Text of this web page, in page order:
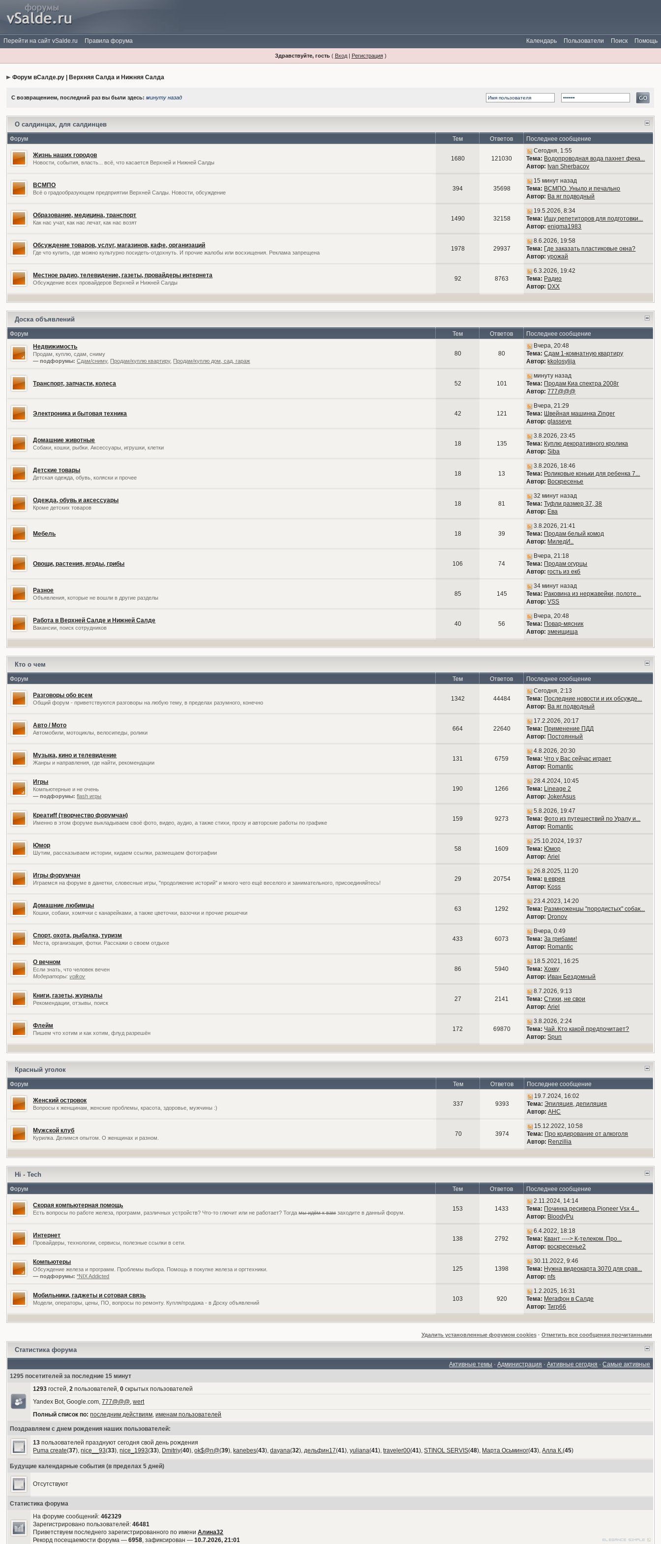
Перейти на сайт vSalde.ru Правила форума Помощь
Поиск
Пользователи
Календарь
Здравствуйте, гость( Вход| Регистрация)
Форум вСалде.ру | Верхняя Салда и Нижняя Салда
С возвращением, последний раз вы были здесь:минуту назад
О салдинцах, для салдинцев
Форум Тем Ответов Последнее сообщение
Жизнь наших городов
Новости, события, власть... всё, что касается Верхней и Нижней Салды
1680 121030
Сегодня, 1:55
Тема: Водопроводная вода пахнет фека...
Автор: Ivan Sherbacov
ВСМПО
Всё о градообразующем предприятии Верхней Салды. Новости, обсуждение
394 35698
15 минут назад
Тема: ВСМПО. Уныло и печально
Автор: Ва яг подводный
Образование, медицина, транспорт
Как нас учат, как нас лечат, как нас возят
1490 32158
19.5.2026, 8:34
Тема: Ищу репетиторов для подготовки...
Автор: enigma1983
Обсуждение товаров, услуг, магазинов, кафе, организаций
Где что купить, где можно культурно посидеть-отдохнуть. И прочие жалобы или восхищения. Реклама запрещена
1978 29937
8.6.2026, 19:58
Тема: Где заказать пластиковые окна?
Автор: урожай
Местное радио, телевидение, газеты, провайдеры интернета
Обсуждение всех провайдеров Верхней и Нижней Салды
92 8763
6.3.2026, 19:42
Тема: Радио
Автор: DXX
Доска объявлений
Форум Тем Ответов
Последнее сообщение
Недвижимость
Продам, куплю, сдам, сниму
— подфорумы: Сдам/сниму, Продам/куплю квартиру, Продам/куплю дом, сад, гараж
80 80
Вчера, 20:48
Тема: Сдам 1-комнатную квартиру
Автор: kkolosylija
Транспорт, запчасти, колеса 52 101
минуту назад
Тема: Продам Киа спектра 2008г
Автор: 777@@@
Электроника и бытовая техника 42 121
Вчера, 21:29
Тема: Швейная машинка Zinger
Автор: glasseye
Домашние животные
Собаки, кошки, рыбки. Аксессуары, игрушки, клетки
18 135
3.8.2026, 23:45
Тема: Куплю декоративного кролика
Автор: Siba
Детские товары
Детская одежда, обувь, коляски и прочее
18 13
3.8.2026, 18:46
Тема: Роликовые коньки для ребенка 7...
Автор: Воскресенье
Одежда, обувь и аксессуары
Кроме детских товаров
18 81
32 минут назад
Тема: Туфли размер 37, 38
Автор: Ева
Мебель 18 39
3.8.2026, 21:41
Тема: Продам белый комод
Автор: МиледИ..
Овощи, растения, ягоды, грибы 106 74
Вчера, 21:18
Тема: Продам огурцы
Автор: гость из екб
Разное
Объявления, которые не вошли в другие разделы
85 145
34 минут назад
Тема: Раковина из нержавейки, полоте...
Автор: VSS
Работа в Верхней Салде и Нижней Салде
Вакансии, поиск сотрудников
40 56
Вчера, 20:48
Тема: Повар-мясник
Автор: змеищища
Кто о чем
Форум Тем Ответов Последнее сообщение
Разговоры обо всем
Общий форум - приветствуются разговоры на любую тему, в пределах разумного, конечно
1342 44484
Сегодня, 2:13
Тема: Последние новости и их обсужде...
Автор: Ва яг подводный
Авто / Мото
Автомобили, мотоциклы, велосипеды, ролики
664 22640
17.2.2026, 20:17
Тема: Применение ПДД
Автор: Постоянный
Музыка, кино и телевидение
Жанры и направления, где найти, рекомендации
131 6759
4.8.2026, 20:30
Тема: Что у Вас сейчас играет
Автор: Romantic
Игры
Компьютерные и не очень
— подфорумы: flash игры
190 1266
28.4.2024, 10:45
Тема: Lineage 2
Автор: JokerAsus
Креатиff (творчество форумчан)
Именно в этом форуме выкладываем своё фото, видео, аудио, а также стихи, прозу и авторские работы по графике
159 9273
5.8.2026, 19:47
Тема: Фото из путешествий по Уралу и...
Автор: Romantic
Юмор
Шутим, рассказываем истории, кидаем ссылки, размещаем фотографии
58 1609
25.10.2024, 19:37
Тема: Юмор
Автор: Ariel
Игры форумчан
Играемся на форуме в данетки, словесные игры, "продолжение историй" и много чего ещё веселого и занимательного, присоединяйтесь!
29 20754
26.8.2025, 11:20
Тема: в еврея
Автор: Koss
Домашние любимцы
Кошки, собаки, хомячки с канарейками, а также цветочки, вазочки и прочие рюшечки
63 1292
23.4.2023, 14:20
Тема: Размноженцы "породистых" собак...
Автор: Dronov
Спорт, охота, рыбалка, туризм
Места, организация, фотки. Расскажи о своем отдыхе
433 6073
Вчера, 0:49
Тема: За грибами!
Автор: Romantic
О вечном
Если знать, что человек вечен
Модераторы:volkov
86 5940
18.5.2021, 16:25
Тема: Хокку
Автор: Иван Бездомный
Книги, газеты, журналы
Рекомендации, отзывы, поиск
27 2141
8.7.2026, 9:13
Тема: Стихи, не свои
Автор: Ariel
Флейм
Пишем что хотим и как хотим, флуд разрешён
172 69870
3.8.2026, 2:24
Тема: Чай. Кто какой предпочитает?
Автор: Spun
Красный уголок
Форум Тем Ответов Последнее сообщение
Женский островок
Вопросы к женщинам, женские проблемы, красота, здоровье, мужчины :)
337 9393
19.7.2024, 16:02
Тема: Эпиляция, депиляция
Автор: АНС
Мужской клуб
Курилка. Делимся опытом. О женщинах и разном.
70 3974
15.12.2022, 10:58
Тема: Про кодирование от алкоголя
Автор: Renzillia
Hi - Tech
Форум Тем Ответов Последнее сообщение
Скорая компьютерная помощь
Есть вопросы по работе железа, программ, различных устройств? Что-то глючит или не работает? Тогдамы идём к вамзаходите в данный форум.
153 1433
2.11.2024, 14:14
Тема: Починка ресивера Pioneer Vsx 4...
Автор: BloodyPu
Интернет
Провайдеры, технологии, сервисы, полезные ссылки в сети.
138 2792
6.4.2022, 18:18
Тема: Квант ----> К-телеком. Про...
Автор: воскресенье2
Компьютеры
Обсуждение железа и программ. Проблемы выбора. Помощь в покупке железа и оргтехники.
— подфорумы: *NIX Addicted
125 1398
30.11.2022, 9:46
Тема: Нужна видеокарта 3070 для срав...
Автор: nfs
Мобильники, гаджеты и сотовая связь
Модели, операторы, цены, ПО, вопросы по ремонту. Купля/продажа - в Доску объявлений
103 920
1.2.2025, 16:31
Тема: Мегафон в Салде
Автор: Тигр66
Удалить установленные форумом cookies· Отметить все сообщения прочитанными
Статистика форума
Активные темы ·Администрация ·Активные сегодня ·Самые активные
1295 посетителей за последние 15 минут
1293 гостей,2 пользователей,0 скрытых пользователей
Yandex Bot, Google.com,777@@@,wert
Полный список по: последним действиям,именам пользователей
Поздравляем с днем рождения наших пользователей:
13 пользователей празднуют сегодня свой день рождения
Puma create(37),nice__93(33),nice_1993(33), Dmitriy(40),ok$@n@(39), kanebes(43),dayana(32),дельфин17(41),yuliana(41),traveler00(41),STINOL SERVIS(48), Марта Осьминог(43),Алла К.(45)
Будущие календарные события (в пределах 5 дней)
Отсутствуют
Статистика форума
На форуме сообщений:462329
Зарегистрировано пользователей:46481
Приветствуем последнего зарегистрированного по имениАлина32
Рекорд посещаемости форума —6958, зафиксирован —10.7.2026, 21:01